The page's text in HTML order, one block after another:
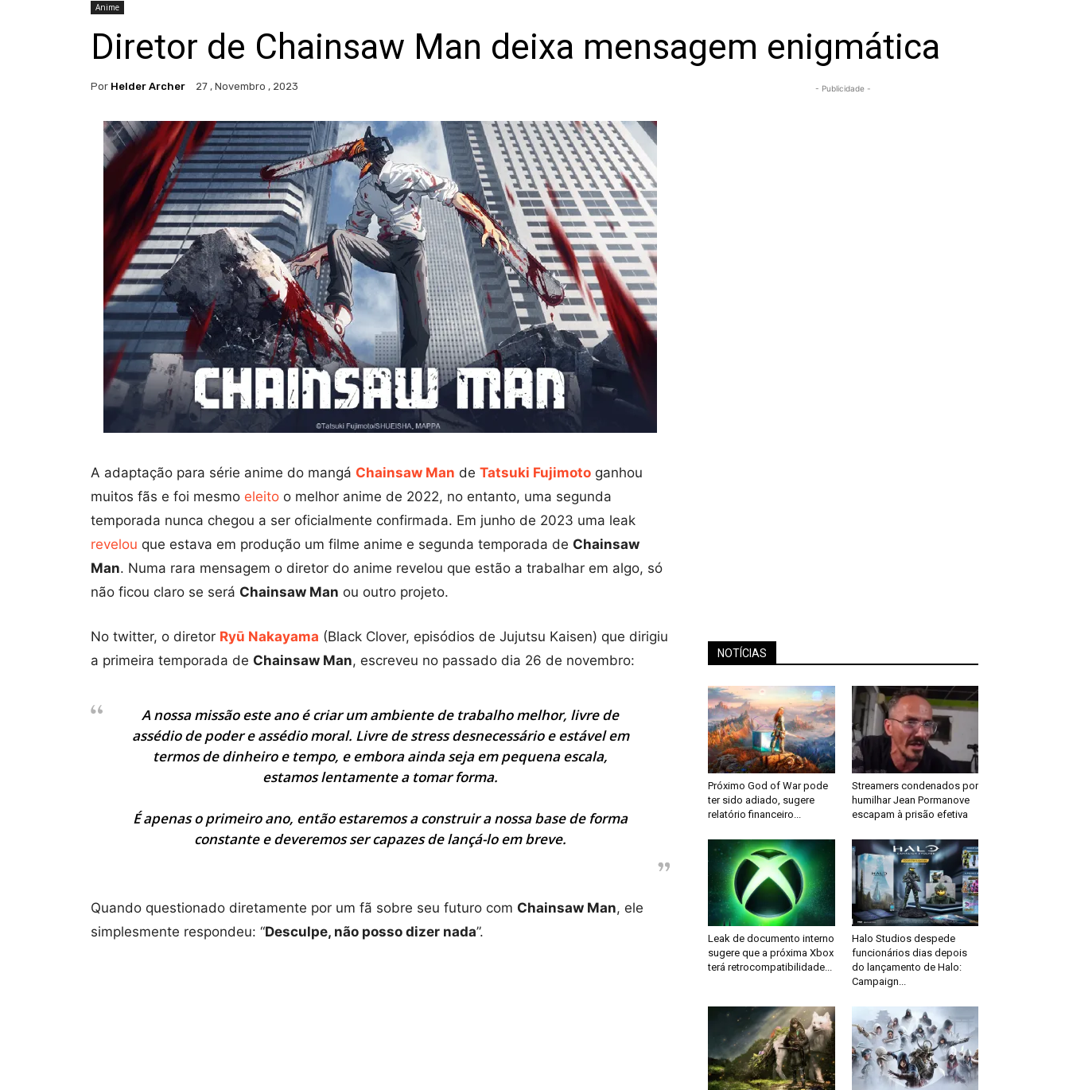
Anime
Diretor de Chainsaw Man deixa mensagem enigmática
Por Helder Archer 27 , Novembro , 2023
A adaptação para série anime do mangá Chainsaw Man de Tatsuki Fujimoto ganhou
muitos fãs e foi mesmo eleito o melhor anime de 2022, no entanto, uma segunda
temporada nunca chegou a ser oficialmente confirmada. Em junho de 2023 uma leak
revelou que estava em produção um filme anime e segunda temporada de Chainsaw
Man. Numa rara mensagem o diretor do anime revelou que estão a trabalhar em algo, só
não ficou claro se será Chainsaw Man ou outro projeto.
No twitter, o diretor Ryū Nakayama (Black Clover, episódios de Jujutsu Kaisen) que dirigiu
a primeira temporada de Chainsaw Man, escreveu no passado dia 26 de novembro:
A nossa missão este ano é criar um ambiente de trabalho melhor, livre de
assédio de poder e assédio moral. Livre de stress desnecessário e estável em
termos de dinheiro e tempo, e embora ainda seja em pequena escala,
estamos lentamente a tomar forma.
É apenas o primeiro ano, então estaremos a construir a nossa base de forma
constante e deveremos ser capazes de lançá-lo em breve.
Quando questionado diretamente por um fã sobre seu futuro com Chainsaw Man, ele
simplesmente respondeu: “Desculpe, não posso dizer nada”.
- Publicidade -
NOTÍCIAS
Próximo God of War pode
ter sido adiado, sugere
relatório financeiro...
Streamers condenados por
humilhar Jean Pormanove
escapam à prisão efetiva
Leak de documento interno
sugere que a próxima Xbox
terá retrocompatibilidade...
Halo Studios despede
funcionários dias depois
do lançamento de Halo:
Campaign...